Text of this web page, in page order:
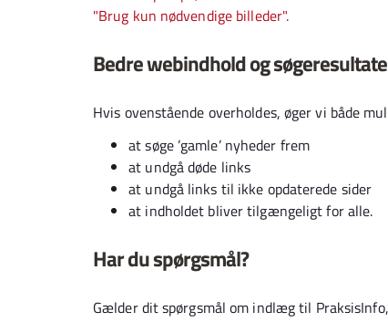
"Brug kun nødvendige billeder".
Bedre webindhold og
Hvis ovenstående overholdes, øger vi både
at søge ’gamle’ nyheder frem
at undgå døde links
at undgå links til ikke opdaterede sider
at indholdet bliver tilgængeligt for alle.
Har du spørgsmål?
Gælder dit spørgsmål om indlæg til